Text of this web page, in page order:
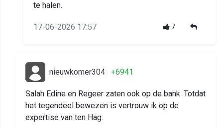
te halen.
17-06-2026 17:57 7
nieuwkomer304 +6941
Salah Edine en Regeer zaten ook op de bank. Totdat
het tegendeel bewezen is vertrouw ik op de
expertise van ten Hag.